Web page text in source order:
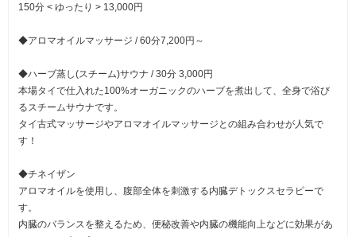
150分 < ゆったり > 13,000円
◆アロマオイルマッサージ / 60分7,200円～
◆ハーブ蒸し(スチーム)サウナ / 30分 3,000円
本場タイで仕入れた100%オーガニックのハーブを煮出して、全身で浴び
るスチームサウナです。
タイ古式マッサージやアロマオイルマッサージとの組み合わせが人気で
す！
◆チネイザン
アロマオイルを使用し、腹部全体を刺激する内臓デトックスセラピーで
す。
内臓のバランスを整えるため、便秘改善や内臓の機能向上などに効果があ